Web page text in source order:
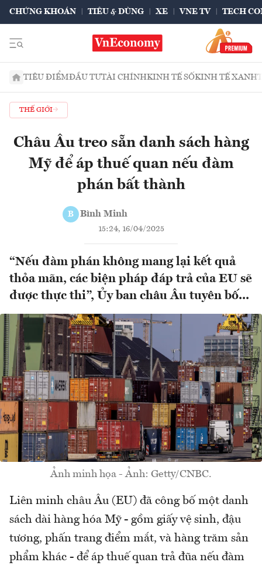
CHỨNG KHOÁN TIÊU & DÙNG XE VNE TV TECH
TIÊU ĐIỂMĐẦU TƯTÀI CHÍNHKINH TẾ SỐKINH TẾ XANH
THẾ GIỚI
Châu Âu treo sẵn danh sách hàng
Mỹ để áp thuế quan nếu đàm
phán bất thành
B Bình Minh
15:24, 16/04/2025
“Nếu đàm phán không mang lại kết quả
thỏa mãn, các biện pháp đáp trả của EU sẽ
được thực thi”, Ủy ban châu Âu tuyên bố...
Ảnh minh họa - Ảnh: Getty/CNBC.
Liên minh châu Âu (EU) đã công bố một danh
sách dài hàng hóa Mỹ - gồm giấy vệ sinh, đậu
tương, phấn trang điểm mắt, và hàng trăm sản
phẩm khác - để áp thuế quan trả đũa nếu đàm